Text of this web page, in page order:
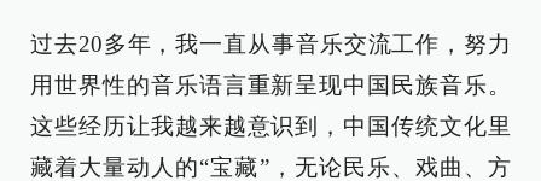
过去20多年，我一直从事音乐交流工作，努力
用世界性的音乐语言重新呈现中国民族音乐。
这些经历让我越来越意识到，中国传统文化里
藏着大量动人的“宝藏”，无论民乐、戏曲、方